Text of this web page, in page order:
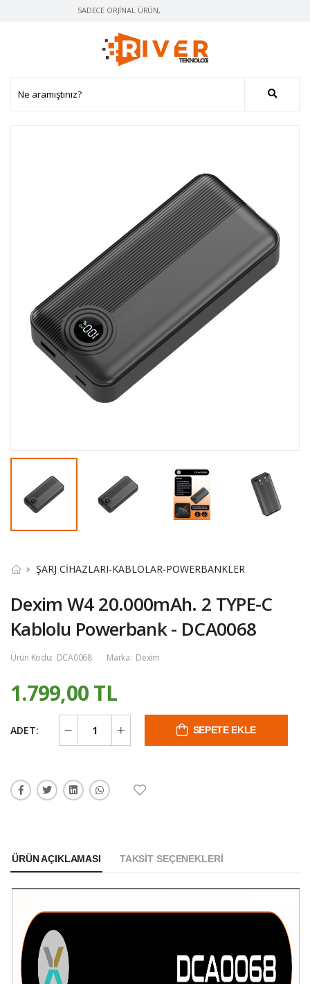
SADECE ORJINAL ÜRÜN, AYNI GÜN KARGO
ŞARJ CİHAZLARI-KABLOLAR-POWERBANKLER
Dexim W4 20.000mAh. 2 TYPE-C
Kablolu Powerbank - DCA0068
Ürün Kodu: DCA0068 Marka: Dexim
1.799,00 TL
ADET: SEPETE EKLE
ÜRÜN AÇIKLAMASI TAKSIT SEÇENEKLERI